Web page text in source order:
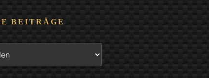
BEITRÄGE